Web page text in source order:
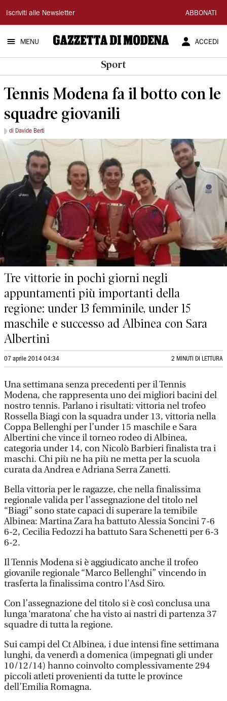
Gazzetta
di
Modena
Iscriviti alle Newsletter ABBONATI
MENU ACCEDI
Sport
Tennis Modena fa il botto con le
squadre giovanili
di Davide Berti
Tre vittorie in pochi giorni negli
appuntamenti più importanti della
regione: under 13 femminile, under 15
maschile e successo ad Albinea con Sara
Albertini
07 aprile 2014 04:34 2 MINUTI DI LETTURA
Una settimana senza precedenti per il Tennis
Modena, che rappresenta uno dei migliori bacini del
nostro tennis. Parlano i risultati: vittoria nel trofeo
Rossella Biagi con la squadra under 13, vittoria nella
Coppa Bellenghi per l’under 15 maschile e Sara
Albertini che vince il torneo rodeo di Albinea,
categoria under 14, con Nicolò Barbieri finalista tra i
maschi. Chi più ne ha più ne metta per la scuola
curata da Andrea e Adriana Serra Zanetti.
Bella vittoria per le ragazze, che nella finalissima
regionale valida per l’assegnazione del titolo nel
“Biagi” sono state capaci di superare la temibile
Albinea: Martina Zara ha battuto Alessia Soncini 7-6
6-2, Cecilia Fedozzi ha battuto Sara Schenetti per 6-3
6-2.
Il Tennis Modena si è aggiudicato anche il trofeo
giovanile regionale “Marco Bellenghi” vincendo in
trasferta la finalissima contro l’Asd Siro.
Con l’assegnazione del titolo si è così conclusa una
lunga ‘maratona’ che ha visto ai nastri di partenza 37
squadre di tutta la regione.
Sui campi del Ct Albinea, i due intensi fine settimana
lunghi, da venerdì a domenica (impegnati gli under
10/12/14) hanno coinvolto complessivamente 294
piccoli atleti provenienti da tutte le province
dell’Emilia Romagna.